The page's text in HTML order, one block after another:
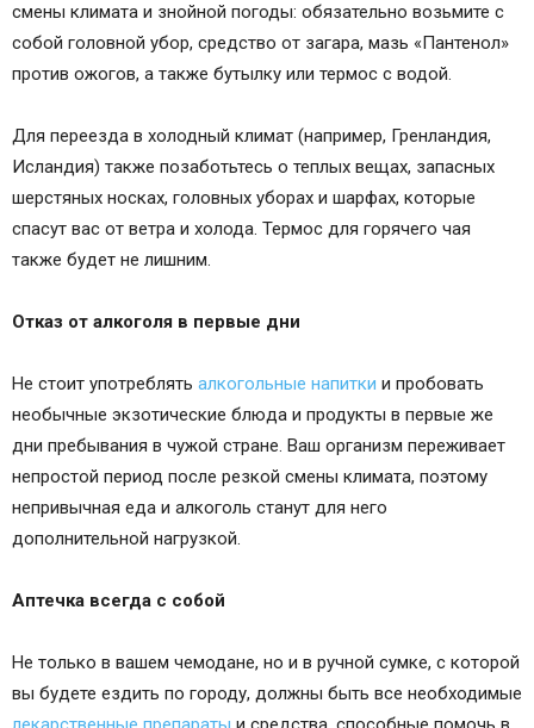
смены климата и знойной погоды: обязательно возьмите с
собой головной убор, средство от загара, мазь «Пантенол»
против ожогов, а также бутылку или термос с водой.
Для переезда в холодный климат (например, Гренландия,
Исландия) также позаботьтесь о теплых вещах, запасных
шерстяных носках, головных уборах и шарфах, которые
спасут вас от ветра и холода. Термос для горячего чая
также будет не лишним.
Отказ от алкоголя в первые дни
Не стоит употреблять алкогольные напитки и пробовать
необычные экзотические блюда и продукты в первые же
дни пребывания в чужой стране. Ваш организм переживает
непростой период после резкой смены климата, поэтому
непривычная еда и алкоголь станут для него
дополнительной нагрузкой.
Аптечка всегда с собой
Не только в вашем чемодане, но и в ручной сумке, с которой
вы будете ездить по городу, должны быть все необходимые